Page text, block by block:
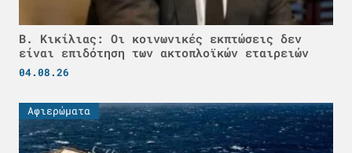
Β. Κικίλιας: Οι κοινωνικές εκπτώσεις δεν
είναι επιδότηση των ακτοπλοϊκών εταιρειών
04.08.26
Αφιερώματα